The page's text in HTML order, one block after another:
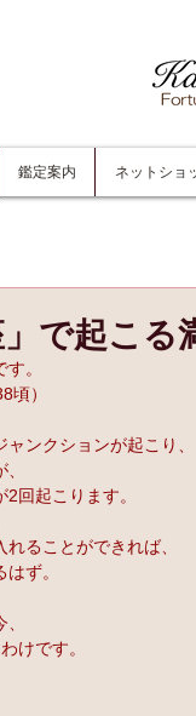
鑑定案内 ネットショ
で起こ
。
頃）
ンクションが起こり、
回起こります。
ることができれば、
ず。
けです。